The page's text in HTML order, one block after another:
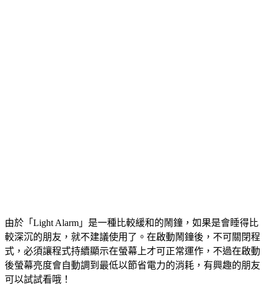
由於「Light Alarm」是一種比較緩和的鬧鐘，如果是會睡得比
較深沉的朋友，就不建議使用了。在啟動鬧鐘後，不可關閉程
式，必須讓程式持續顯示在螢幕上才可正常運作，不過在啟動
後螢幕亮度會自動調到最低以節省電力的消耗，有興趣的朋友
可以試試看哦！